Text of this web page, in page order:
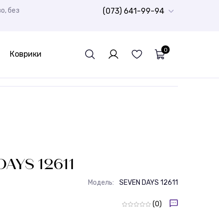
без
(073) 641-99-94
Дитячий ковролін
Ворсисті доріжки Шеггі
Шкури натуральні
Спортивний лінолеум
Гумова плитка
Коврики 0
12611
Модель: SEVEN DAYS 12611
(0)